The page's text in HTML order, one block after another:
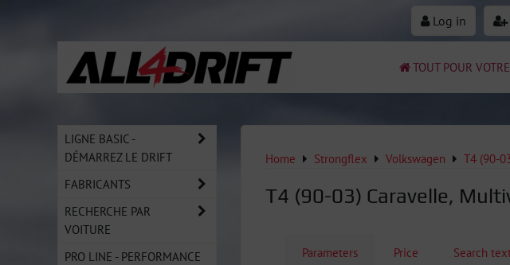
Log in
TOUT POUR
Home Strongflex Volkswagen T4 (90-
T4 (90-03) Caravelle,
Parameters Price Search
LIGNE BASIC -
DÉMARREZ LE DRIFT
FABRICANTS
RECHERCHE PAR
VOITURE
PRO LINE - PERFORMANCE